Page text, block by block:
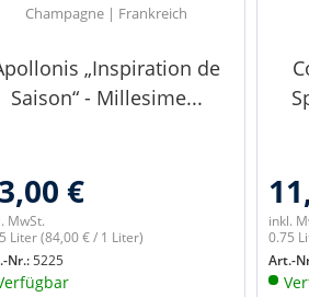
Champagne | Frankreich
„Inspiration de
Saison“ - Millesime...
€
MwSt.
Liter(84,00 € / 1 Liter)
Nr.:5225
inkl.
0.75
Art.-